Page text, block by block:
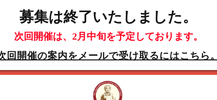
募集は終了いたしました。
次回開催は、2月中旬を予定しております。
回開催の案内をメールで受け取るにはこちら